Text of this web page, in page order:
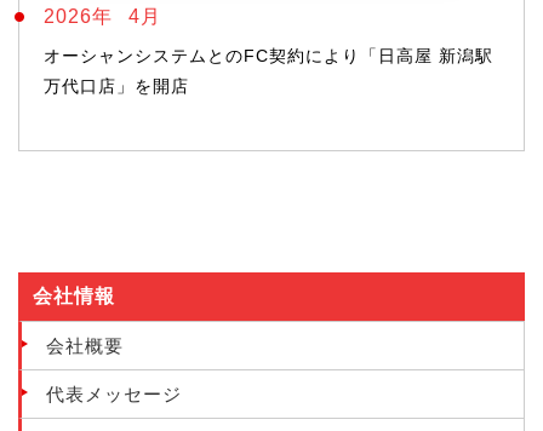
2026年 4月
オーシャンシステムとのFC契約により「日高屋 新潟駅
万代口店」を開店
会社情報
会社概要
代表メッセージ